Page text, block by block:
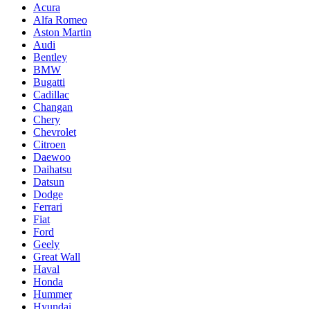
Acura
Alfa Romeo
Aston Martin
Audi
Bentley
BMW
Bugatti
Cadillac
Changan
Chery
Chevrolet
Citroen
Daewoo
Daihatsu
Datsun
Dodge
Ferrari
Fiat
Ford
Geely
Great Wall
Haval
Honda
Hummer
Hyundai